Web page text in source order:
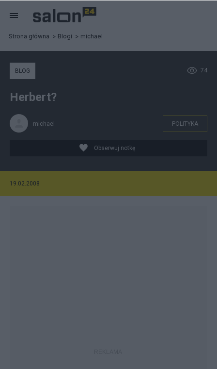
Strona główna Blogi michael
74
BLOG
Herbert?
michael POLITYKA
Obserwuj notkę
19.02.2008